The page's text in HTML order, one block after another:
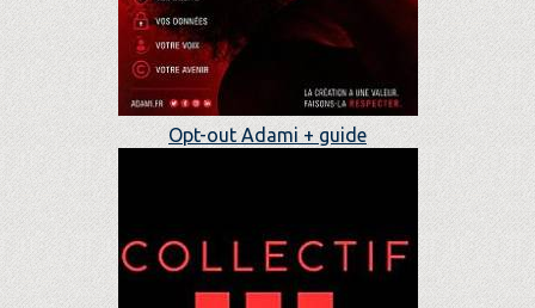
Opt-out Adami + guide